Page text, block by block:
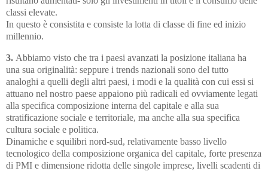
classi elevate.
In questo è consistita e consiste la lotta di classe di fine ed inizio
millennio.
3. Abbiamo visto che tra i paesi avanzati la posizione italiana ha
una sua originalità: seppure i trends nazionali sono del tutto
analoghi a quelli degli altri paesi, i modi e la qualità con cui essi si
attuano nel nostro paese appaiono più radicali ed ovviamente legati
alla specifica composizione interna del capitale e alla sua
stratificazione sociale e territoriale, ma anche alla sua specifica
cultura sociale e politica.
Dinamiche e squilibri nord-sud, relativamente basso livello
tecnologico della composizione organica del capitale, forte presenza
di PMI e dimensione ridotta delle singole imprese, livelli scadenti di